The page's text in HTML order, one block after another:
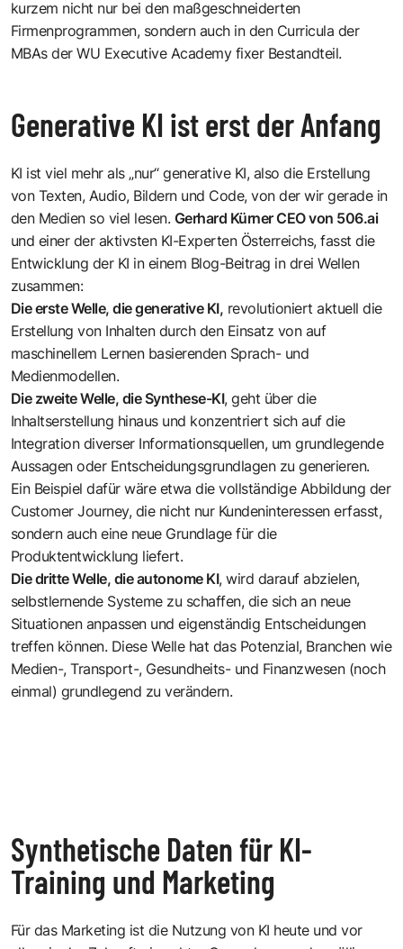
kurzem nicht nur bei den maßgeschneiderten
Firmenprogrammen, sondern auch in den Curricula der
MBAs der WU Executive Academy fixer Bestandteil.
Generative KI ist erst der Anfang
KI ist viel mehr als „nur“ generative KI, also die Erstellung
von Texten, Audio, Bildern und Code, von der wir gerade in
den Medien so viel lesen. Gerhard Kürner CEO von 506.ai
und einer der aktivsten KI-Experten Österreichs, fasst die
Entwicklung der KI in einem Blog-Beitrag in drei Wellen
zusammen:
Die erste Welle, die generative KI, revolutioniert aktuell die
Erstellung von Inhalten durch den Einsatz von auf
maschinellem Lernen basierenden Sprach- und
Medienmodellen.
Die zweite Welle, die Synthese-KI, geht über die
Inhaltserstellung hinaus und konzentriert sich auf die
Integration diverser Informationsquellen, um grundlegende
Aussagen oder Entscheidungsgrundlagen zu generieren.
Ein Beispiel dafür wäre etwa die vollständige Abbildung der
Customer Journey, die nicht nur Kundeninteressen erfasst,
sondern auch eine neue Grundlage für die
Produktentwicklung liefert.
Die dritte Welle, die autonome KI, wird darauf abzielen,
selbstlernende Systeme zu schaffen, die sich an neue
Situationen anpassen und eigenständig Entscheidungen
treffen können. Diese Welle hat das Potenzial, Branchen wie
Medien-, Transport-, Gesundheits- und Finanzwesen (noch
einmal) grundlegend zu verändern.
Synthetische Daten für KI-
Training und Marketing
Für das Marketing ist die Nutzung von KI heute und vor